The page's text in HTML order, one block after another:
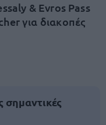
& Evros Pass
για διακοπές
σημαντικές